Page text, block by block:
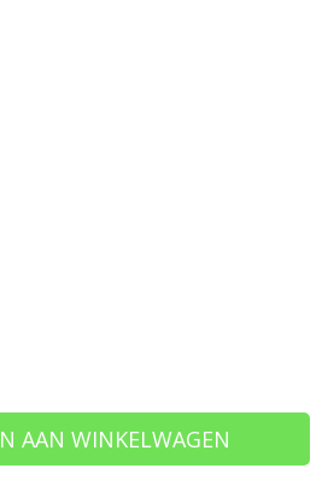
AAN WINKELWAGEN